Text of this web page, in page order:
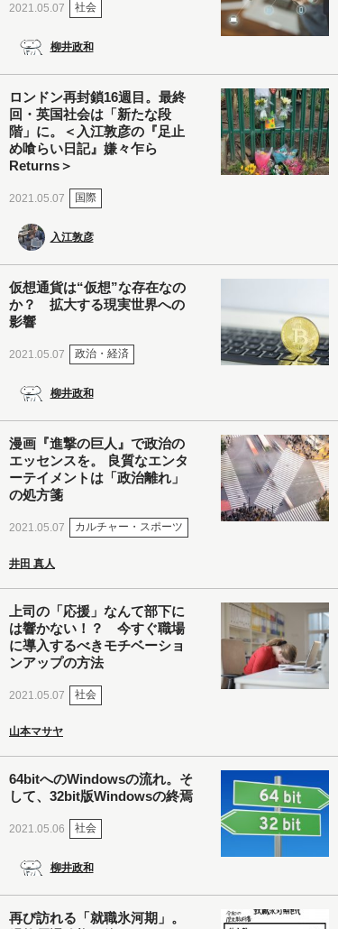
2021.05.07 社会
柳井政和
ロンドン再封鎖16週目。最終
回・英国社会は「新たな段
階」に。＜入江敦彦の『足止
め喰らい日記』嫌々乍ら
Returns＞
2021.05.07 国際
入江敦彦
仮想通貨は“仮想”な存在なの
か？ 拡大する現実世界への
影響
2021.05.07 政治・経済
柳井政和
漫画『進撃の巨人』で政治の
エッセンスを。 良質なエンタ
ーテイメントは「政治離れ」
の処方箋
2021.05.07 カルチャー・スポーツ
井田 真人
上司の「応援」なんて部下に
は響かない！？ 今すぐ職場
に導入するべきモチベーショ
ンアップの方法
2021.05.07 社会
山本マサヤ
64bitへのWindowsの流れ。そ
して、32bit版Windowsの終焉
2021.05.06 社会
柳井政和
再び訪れる「就職氷河期」。